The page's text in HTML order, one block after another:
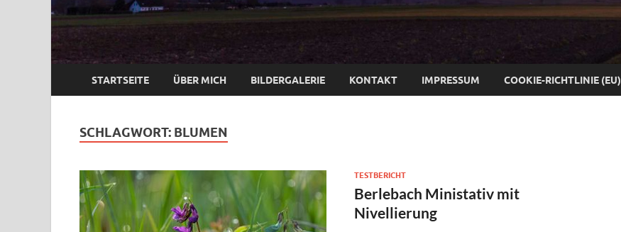
STARTSEITE ÜBER MICH BILDERGALERIE KONTAKT IMPRESSUM COOKIE-RICHTLINIE (EU)
SCHLAGWORT: BLUMEN
TESTBERICHT
Berlebach Ministativ mit
Nivellierung